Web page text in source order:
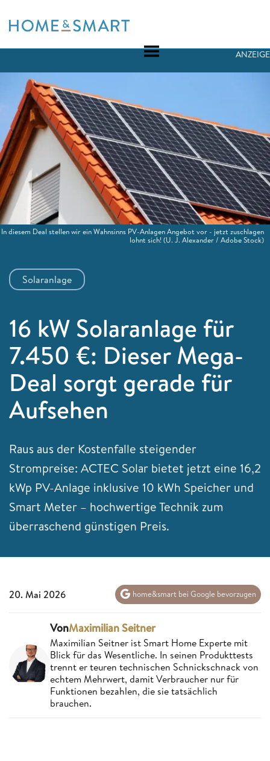
to
Solaranlage
ANZEIGE
16 kW Solaranlage für
7.450 €: Dieser Mega-
Deal sorgt gerade für
Aufsehen
Raus aus der Kostenfalle steigender
Strompreise: ACTEC Solar bietet jetzt eine 16,2
kWp PV-Anlage inklusive 10 kWh Speicher und
Smart Meter – hochwertige Technik zum
überraschend günstigen Preis.
In diesem Deal stellen wir ein Wahnsinns PV-Anlagen Angebot vor - jetzt zuschlagen
lohnt sich!(U. J. Alexander / Adobe Stock)
20. Mai 2026 home&smart bei Google bevorzugen
VonMaximilian Seitner
Maximilian Seitner ist Smart Home Experte mit
Blick für das Wesentliche. In seinen Produkttests
trennt er teuren technischen Schnickschnack von
echtem Mehrwert, damit Verbraucher nur für
Funktionen bezahlen, die sie tatsächlich
brauchen.